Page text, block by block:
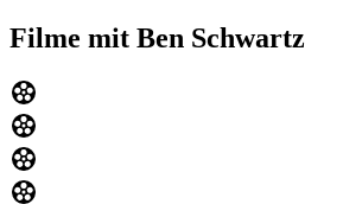
Filme mit Ben Schwartz